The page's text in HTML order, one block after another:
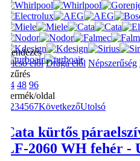
Rendezés
Olcsó elől Drága elől Népszerűség
Szűrés
24 48 96
Termék/oldal
234567KövetkezőUtolsó
Cata kürtős
LF-2060 WH fehér -